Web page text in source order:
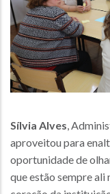
Sílvia Alves ,
aproveitou para
oportunidade de
que estão sempre ali